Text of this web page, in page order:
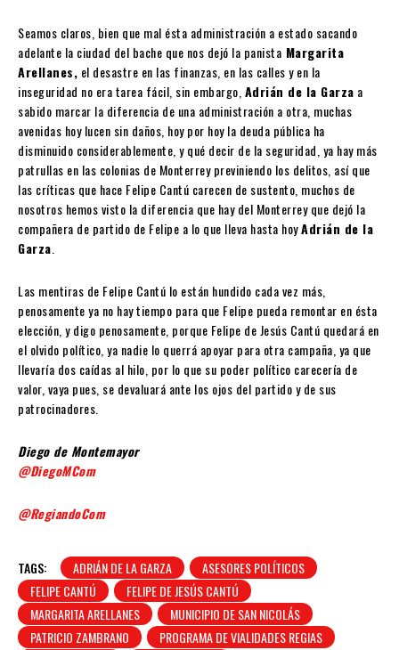
Seamos claros, bien que mal ésta administración a estado sacando
adelante la ciudad del bache que nos dejó la panista Margarita
Arellanes, el desastre en las finanzas, en las calles y en la
inseguridad no era tarea fácil, sin embargo, Adrián de la Garza a
sabido marcar la diferencia de una administración a otra, muchas
avenidas hoy lucen sin daños, hoy por hoy la deuda pública ha
disminuido considerablemente, y qué decir de la seguridad, ya hay más
patrullas en las colonias de Monterrey previniendo los delitos, así que
las críticas que hace Felipe Cantú carecen de sustento, muchos de
nosotros hemos visto la diferencia que hay del Monterrey que dejó la
compañera de partido de Felipe a lo que lleva hasta hoyAdrián de la
Garza
Las mentiras de Felipe Cantú lo están hundido cada vez más,
penosamente ya no hay tiempo para que Felipe pueda remontar en ésta
elección, y digo penosamente, porque Felipe de Jesús Cantú quedará en
el olvido político, ya nadie lo querrá apoyar para otra campaña, ya que
llevaría dos caídas al hilo, por lo que su poder político carecería de
valor, vaya pues, se devaluará ante los ojos del partido y de sus
patrocinadores.
Diego de Montemayor
@DiegoMCom
@RegiandoCom
TAGS: ADRIÁN DE LA GARZA
ASESORES POLÍTICOS
FELIPE CANTÚ
FELIPE DE JESÚS CANTÚ
MARGARITA ARELLANES
MUNICIPIO DE SAN NICOLÁS
PATRICIO ZAMBRANO
PROGRAMA DE VIALIDADES REGIAS